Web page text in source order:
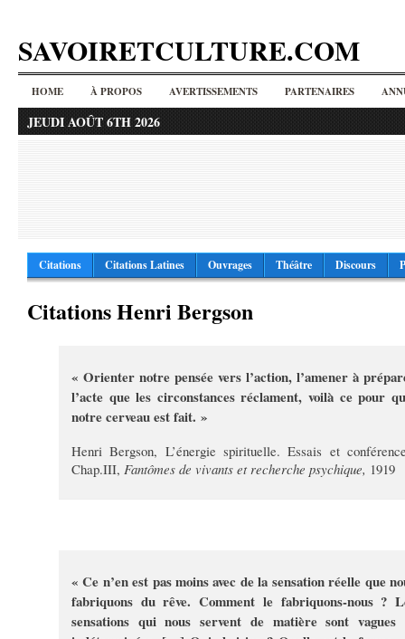
SAVOIRETCULTURE.COM
HOME À PROPOS AVERTISSEMENTS PARTENAIRES
JEUDI AOÛT 6TH 2026
Citations Citations Latines Ouvrages Théâtre Discours
Citations Henri Bergson
« Orienter notre pensée vers l’action, l’amener à
l’acte que les circonstances réclament, voilà ce pour
notre cerveau est fait. »
Henri Bergson, L’énergie spirituelle. Essais et
Chap.III, Fantômes de vivants et recherche psychique, 1919
« Ce n’en est pas moins avec de la sensation réelle que
fabriquons du rêve. Comment le fabriquons-nous ?
sensations qui nous servent de matière sont vagues